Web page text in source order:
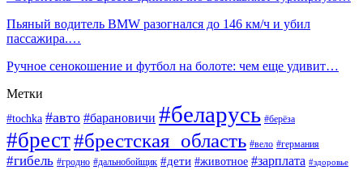
Пьяный водитель BMW разогнался до 146 км/ч и убил
пассажира.…
Ручное сенокошение и футбол на болоте: чем еще удивит…
Метки
#tochka #авто #барановичи #беларусь #берёза
#брест#брестская_область #вело #германия
#гибель #гродно #дальнобойщик #дети #животное #зарплата #здоровье